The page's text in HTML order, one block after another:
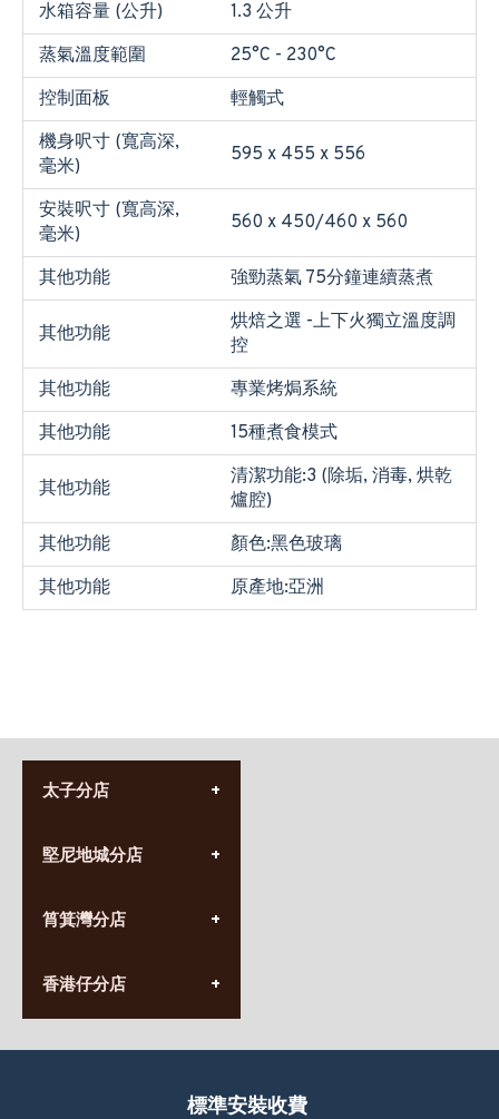
水箱容量 (公升)
1.3 公升
蒸氣溫度範圍
25°C - 230°C
控制面板
輕觸式
機身呎寸 (寬高深,
毫米)
595 x 455 x 556
安裝呎寸 (寬高深,
毫米)
560 x 450/460 x 560
其他功能 強勁蒸氣 75分鐘連續蒸煮
其他功能
烘焙之選 -上下火獨立溫度調
控
其他功能
專業烤焗系統
其他功能
15種煮食模式
其他功能
清潔功能:3 (除垢, 消毒, 烘乾
爐腔)
其他功能
顏色:黑色玻璃
其他功能
原產地:亞洲
太子分店
營業時間:
九龍太子太子道西141號
堅尼地城分店
營業時間:
香港堅尼地城卑路乍街
(堅尼地城地鐵站B出口)
筲箕灣分店
營業時間:
(10:00am-20:30pm)
香港仔分店
營業時間:
香港香港仔成都道20-28號標準安裝收費